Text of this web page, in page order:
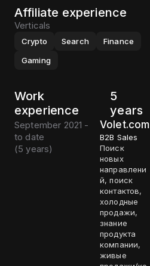
Affiliate experience
Verticals
Crypto Search
Finance
Gaming
Work
experience
5
years
September 2021 -
to date
(5 years)
Volet.com
B2B Sales
Поиск
новых
направлени
й, поиск
контактов,
холодные
продажи,
знание
продукта
компании,
живые